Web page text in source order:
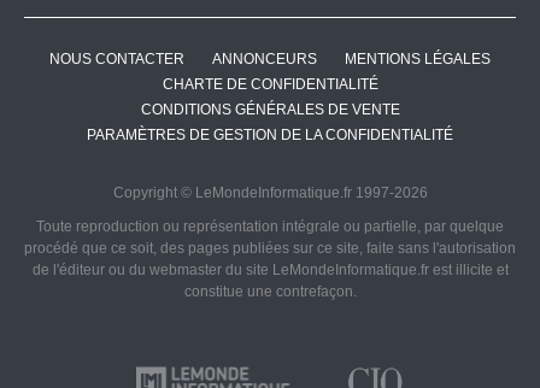
NOUS CONTACTER ANNONCEURS
MENTIONS LÉGALES
CHARTE DE CONFIDENTIALITÉ
CONDITIONS GÉNÉRALES DE VENTE
PARAMÈTRES DE GESTION DE LA CONFIDENTIALITÉ
Copyright © LeMondeInformatique.fr 1997-2026
Toute reproduction ou représentation intégrale ou partielle, par quelque
procédé que ce soit, des pages publiées sur ce site, faite sans l'autorisation
de l'éditeur ou du webmaster du site LeMondeInformatique.fr est illicite et
constitue une contrefaçon.